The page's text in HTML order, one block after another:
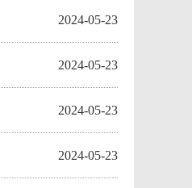
2024-05-23
2024-05-23
2024-05-23
2024-05-23